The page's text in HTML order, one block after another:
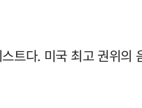
트다. 미국 최고 권위의